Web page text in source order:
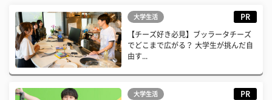
大学生活 PR
【チーズ好き必見】ブッラータチーズ
でどこまで広がる？ 大学生が挑んだ自
由す...
大学生活 PR